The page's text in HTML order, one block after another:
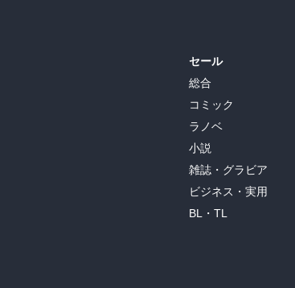
セール
総合
コミック
ラノベ
小説
雑誌・グラビア
ビジネス・実用
BL・TL